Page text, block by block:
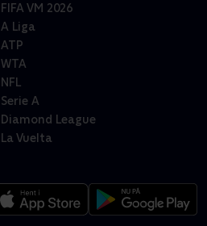
FIFA VM 2026
A Liga
ATP
WTA
NFL
Serie A
Diamond League
La Vuelta